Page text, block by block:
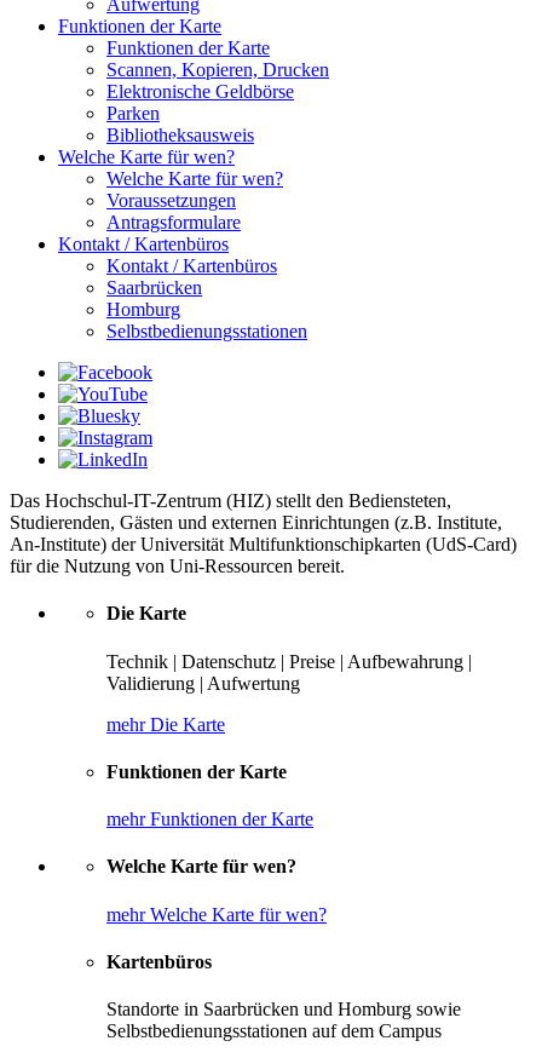
Aufwertung
Funktionen der Karte
Funktionen der Karte
Scannen, Kopieren, Drucken
Elektronische Geldbörse
Parken
Bibliotheksausweis
Welche Karte für wen?
Welche Karte für wen?
Voraussetzungen
Antragsformulare
Kontakt / Kartenbüros
Kontakt / Kartenbüros
Saarbrücken
Homburg
Selbstbedienungsstationen
Das Hochschul-IT-Zentrum (HIZ) stellt den Bediensteten,
Studierenden, Gästen und externen Einrichtungen (z.B. Institute,
An-Institute) der Universität Multifunktionschipkarten (UdS-Card)
für die Nutzung von Uni-Ressourcen bereit.
Die Karte
Technik | Datenschutz | Preise | Aufbewahrung |
Validierung | Aufwertung
mehr Die Karte
Funktionen der Karte
mehr Funktionen der Karte
Welche Karte für wen?
mehr Welche Karte für wen?
Kartenbüros
Standorte in Saarbrücken und Homburg sowie
Selbstbedienungsstationen auf dem Campus